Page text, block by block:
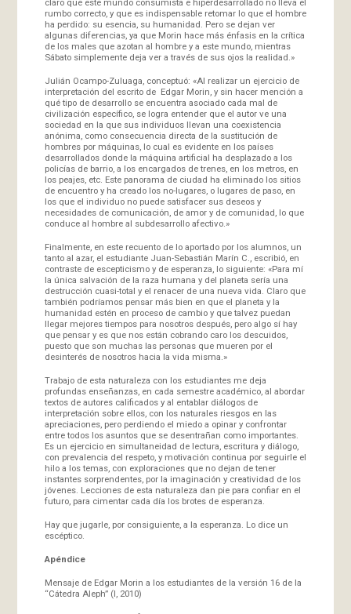
rumbo correcto, y que es indispensable retomar lo que el hombre
ha perdido: su esencia, su humanidad. Pero se dejan ver
algunas diferencias, ya que Morin hace más énfasis en la crítica
de los males que azotan al hombre y a este mundo, mientras
Sábato simplemente deja ver a través de sus ojos la realidad.»
Julián Ocampo-Zuluaga, conceptuó: «Al realizar un ejercicio de
interpretación del escrito de Edgar Morin, y sin hacer mención a
qué tipo de desarrollo se encuentra asociado cada mal de
civilización específico, se logra entender que el autor ve una
sociedad en la que sus individuos llevan una coexistencia
anónima, como consecuencia directa de la sustitución de
hombres por máquinas, lo cual es evidente en los países
desarrollados donde la máquina artificial ha desplazado a los
policías de barrio, a los encargados de trenes, en los metros, en
los peajes, etc. Este panorama de ciudad ha eliminado los sitios
de encuentro y ha creado los no-lugares, o lugares de paso, en
los que el individuo no puede satisfacer sus deseos y
necesidades de comunicación, de amor y de comunidad, lo que
conduce al hombre al subdesarrollo afectivo.»
Finalmente, en este recuento de lo aportado por los alumnos, un
tanto al azar, el estudiante Juan-Sebastián Marín C., escribió, en
contraste de escepticismo y de esperanza, lo siguiente: «Para mí
la única salvación de la raza humana y del planeta sería una
destrucción cuasi-total y el renacer de una nueva vida. Claro que
también podríamos pensar más bien en que el planeta y la
humanidad estén en proceso de cambio y que talvez puedan
llegar mejores tiempos para nosotros después, pero algo sí hay
que pensar y es que nos están cobrando caro los descuidos,
puesto que son muchas las personas que mueren por el
desinterés de nosotros hacia la vida misma.»
Trabajo de esta naturaleza con los estudiantes me deja
profundas enseñanzas, en cada semestre académico, al abordar
textos de autores calificados y al entablar diálogos de
interpretación sobre ellos, con los naturales riesgos en las
apreciaciones, pero perdiendo el miedo a opinar y confrontar
entre todos los asuntos que se desentrañan como importantes.
Es un ejercicio en simultaneidad de lectura, escritura y diálogo,
con prevalencia del respeto, y motivación continua por seguirle el
hilo a los temas, con exploraciones que no dejan de tener
instantes sorprendentes, por la imaginación y creatividad de los
jóvenes. Lecciones de esta naturaleza dan pie para confiar en el
futuro, para cimentar cada día los brotes de esperanza.
Hay que jugarle, por consiguiente, a la esperanza. Lo dice un
escéptico.
Apéndice
Mensaje de Edgar Morin a los estudiantes de la versión 16 de la
“Cátedra Aleph” (I, 2010)